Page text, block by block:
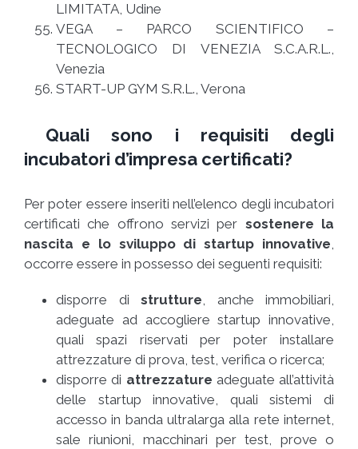
LIMITATA, Udine
VEGA – PARCO SCIENTIFICO –
TECNOLOGICO DI VENEZIA S.C.A.R.L.,
Venezia
START-UP GYM S.R.L., Verona
Quali sono i requisiti degli
incubatori d’impresa certificati?
Per poter essere inseriti nell’elenco degli incubatori
certificati che offrono servizi per sostenere la
nascita e lo sviluppo di startup innovative
occorre essere in possesso dei seguenti requisiti:
disporre di strutture , anche immobiliari,
adeguate ad accogliere startup innovative,
quali spazi riservati per poter installare
attrezzature di prova, test, verifica o ricerca;
disporre di attrezzature adeguate all’attività
delle startup innovative, quali sistemi di
accesso in banda ultralarga alla rete internet,
sale riunioni, macchinari per test, prove o